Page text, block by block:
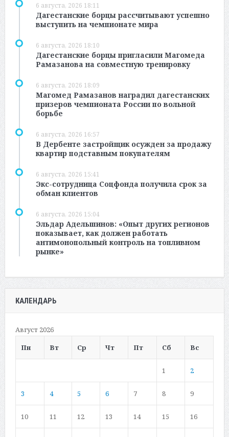
6 августа, 2026 18:11
Дагестанские борцы рассчитывают успешно
выступить на чемпионате мира
6 августа, 2026 18:10
Дагестанские борцы пригласили Магомеда
Рамазанова на совместную тренировку
6 августа, 2026 18:09
Магомед Рамазанов наградил дагестанских
призеров чемпионата России по вольной
борьбе
6 августа, 2026 16:57
В Дербенте застройщик осужден за продажу
квартир подставным покупателям
6 августа, 2026 15:41
Экс-сотрудница Соцфонда получила срок за
обман клиентов
6 августа, 2026 15:04
Эльдар Адельшинов: «Опыт других регионов
показывает, как должен работать
антимонопольный контроль на топливном
рынке»
КАЛЕНДАРЬ
Август 2026
Пн
Вт Ср Чт Пт Сб Вс
1 2
3 4 5 6 7 8 9
10 11 12 13 14 15 16